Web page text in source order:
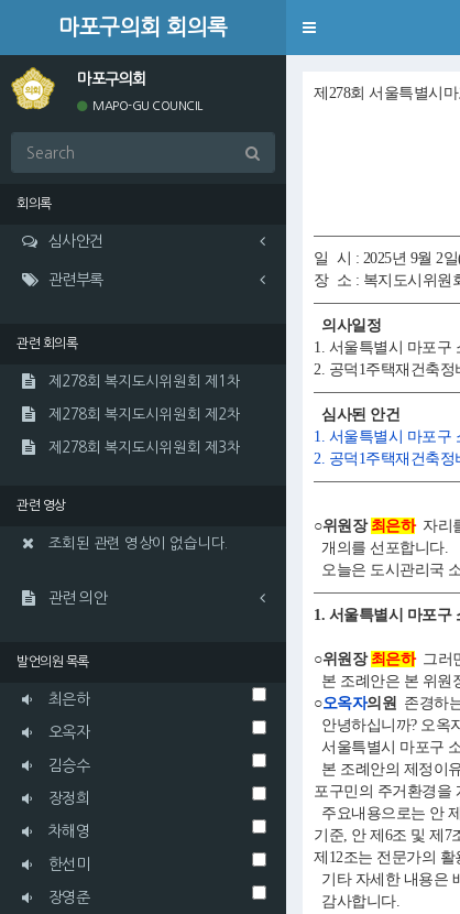
마포구의회 회의록
Toggle
마포구의회
MAPO-GU COUNCIL
회의록
심사안건
관련부록
관련 회의록
제278회 복지도시위원회 제1차
제278회 복지도시위원회 제2차
제278회 복지도시위원회 제3차
관련 영상
조회된 관련 영상이 없습니다.
관련 의안
발언의원 목록
최은하
오옥자
김승수
장정희
차해영
한선미
장영준
제278회 서울특별시
일 시 : 2025년 9월 2
장 소 : 복지도시위원
의사일정
1. 서울특별시 마포구
2. 공덕1주택재건축
심사된 안건
1. 서울특별시 마포구
2. 공덕1주택재건축
○위원장 최은하자리
개의를 선포합니다.
오늘은 도시관리국
1. 서울특별시 마포구
○위원장 최은하그러
본 조례안은 본 위원
○오옥자의원 존경하
안녕하십니까? 오옥
서울특별시 마포구
본 조례안의 제정이
포구민의 주거환경을
주요내용으로는 안
기준, 안 제6조 및 제7
제12조는 전문가의
기타 자세한 내용은
감사합니다.